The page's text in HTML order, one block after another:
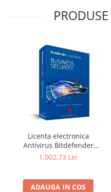
Imprimante 3D
Televizoare & accesorii
Multiboard & Accessorii
Multimedia
Foto & Video
Cloud si Aplicatii SaaS
Sisteme Videoconferinta
Securitate Date
Antivirus
Licenta electronica
Antivirus Bitdefender
GravityZone Business
1.002,73 Lei
ADAUGA IN COS